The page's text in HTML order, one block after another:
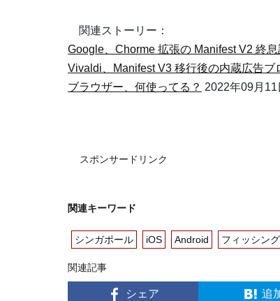
関連ストーリー：
Google、Chorme 拡張の Manifest V2 終
Vivaldi、Manifest V3 移行後の内蔵広告ブ
ブラウザー、何使ってる？ 2022年09月11
スポンサードリンク
関連キーワード
シンガポール iOS Android フィッシング
関連記事
シェア 追